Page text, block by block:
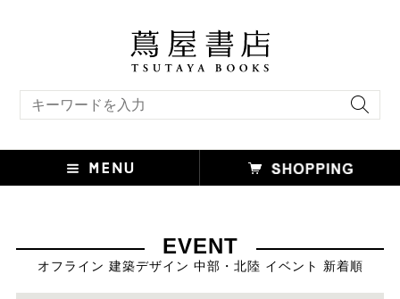
EVENT
オフライン 建築デザイン 中部・北陸 イベント 新着順